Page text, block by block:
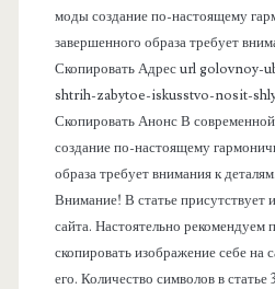
моды создание по-настоящему
завершенного образа требует
Скопировать Адрес url golovnoy-
shtrih-zabytoe-iskusstvo-nosit-
Скопировать Анонс В
создание по-настоящему
образа требует внимания к
Внимание! В статье присутствует
сайта. Настоятельно рекомендуем
скопировать изображение себе на
его. Количество символов в